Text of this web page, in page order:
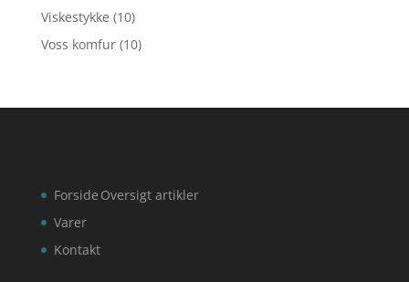
Viskestykke (10)
Voss komfur (10)
Forside
Varer
Kontakt
Oversigt artikler